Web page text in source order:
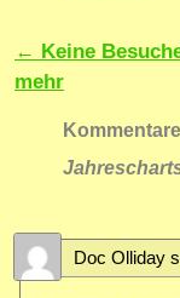
← Keine
mehr
Kommentare
Doc Olliday